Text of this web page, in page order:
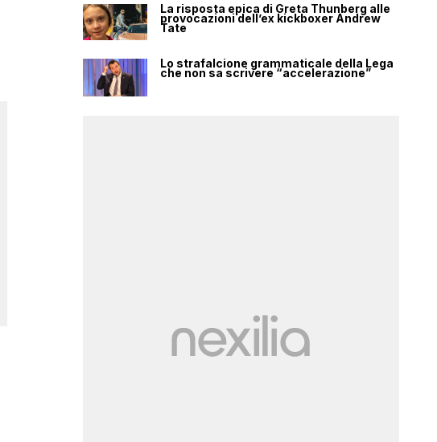
La risposta epica di Greta Thunberg alle
provocazioni dell’ex kickboxer Andrew
Tate
Lo strafalcione grammaticale della Lega
che non sa scrivere “accelerazione”